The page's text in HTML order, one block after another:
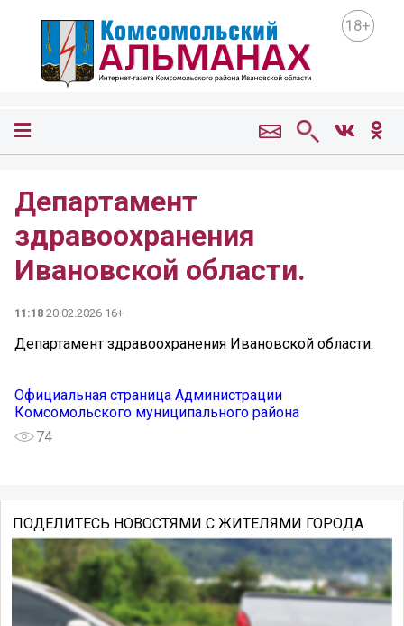
18+
Департамент
здравоохранения
Ивановской области.
11:18 20.02.2026 16+
Департамент здравоохранения Ивановской области.
Официальная страница Администрации
Комсомольского муниципального района
74
ПОДЕЛИТЕСЬ НОВОСТЯМИ С ЖИТЕЛЯМИ ГОРОДА